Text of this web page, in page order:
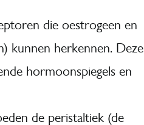
die oestrogeen en
kunnen herkennen. Deze
hormoonspiegels en
de peristaltiek (de